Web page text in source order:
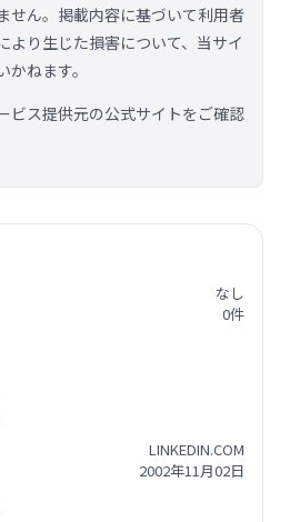
せん。掲載内容に基づいて利用者
より生じた損害について、当サイ
かねます。
ビス提供元の公式サイトをご確認
なし
0件
LINKEDIN.COM
2002年11月02日